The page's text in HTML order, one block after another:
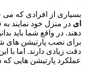
بسیاری از افرادی که می
ای در منزل خود نمایند
دهند. در واقع شما باید
برای نصب پارتیشن های
دقت زیادی دارند. اما با
عملکرد پارتیشن هایی